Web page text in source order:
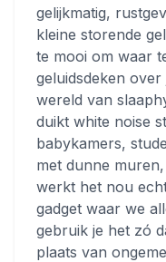
gelijkmatig,
kleine storende
te mooi om waar
geluidsdeken
wereld van
duikt white noise
babykamers,
met dunne
werkt het nou
gadget waar we
gebruik je het zó
plaats van